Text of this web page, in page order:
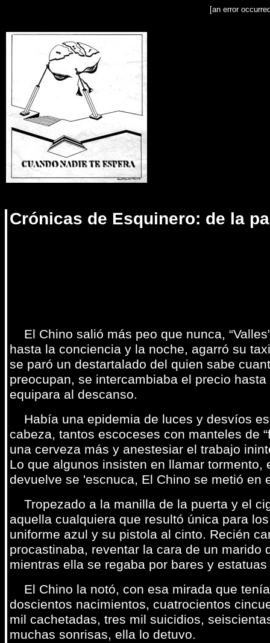
[an error
Crónicas de Esquinero: de la
El Chino salió más peo que nunca,
hasta la conciencia y la noche, agarró su
se paró un destartalado del quien sabe
preocupan, se intercambiaba el precio
equipara al descanso.
Había una epidemia de luces y desvíos
cabeza, tantos escoceses con manteles de
una cerveza más y anestesiar el trabajo
Lo que algunos insisten en llamar
devuelve se 'escnuca, El Chino se metió en
Tropezado a la manilla de la puerta y el
aquella cualquiera que resultó única para
uniforme azul y su pistola al cinto. Recién
procastinaba, reventar la cara de un
mientras ella se regaba por bares y
El Chino la notó, con esa mirada que
doscientos nacimientos, cuatrocientos
mil cachetadas, tres mil suicidios,
muchas sonrisas, ella lo detuvo.